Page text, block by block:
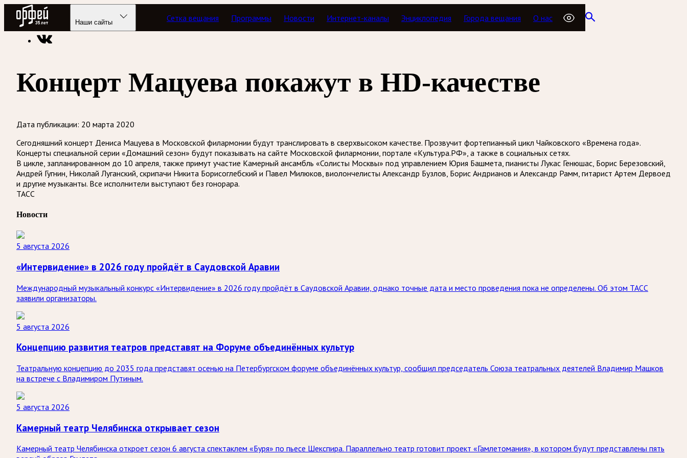
Радио Орфей
Наши сайты Сетка вещания Программы Новости Интернет-каналы Энциклопедия Города вещания О нас
Радио классической музыки «Орфей» Новости
Концерт Мацуева покажут в HD-качестве
Дата публикации: 20 марта 2020
Сегодняшний концерт Дениса Мацуева в Московской филармонии будут транслировать в сверхвысоком качестве. Прозвучит фортепианный цикл Чайковского «Времена года».
Концерты специальной серии «Домашний сезон» будут показывать на сайте Московской филармонии, портале «Культура.РФ», а также в социальных сетях.
В цикле, запланированном до 10 апреля, также примут участие Камерный ансамбль «Солисты Москвы» под управлением Юрия Башмета, пианисты Лукас Генюшас, Борис Березовский,
Андрей Гугнин, Николай Луганский, скрипачи Никита Борисоглебский и Павел Милюков, виолончелисты Александр Бузлов, Борис Андрианов и Александр Рамм, гитарист Артем Дервоед
и другие музыканты. Все исполнители выступают без гонорара.
ТАСС
Новости
5 августа 2026
«Интервидение» в 2026 году пройдёт в Саудовской Аравии
Международный музыкальный конкурс «Интервидение» в 2026 году пройдёт в Саудовской Аравии, однако точные дата и место проведения пока не определены. Об этом ТАСС
заявили организаторы.
5 августа 2026
Концепцию развития театров представят на Форуме объединённых культур
Театральную концепцию до 2035 года представят осенью на Петербургском форуме объединённых культур, сообщил председатель Союза театральных деятелей Владимир Машков
на встрече с Владимиром Путиным.
5 августа 2026
Камерный театр Челябинска открывает сезон
Камерный театр Челябинска откроет сезон 6 августа спектаклем «Буря» по пьесе Шекспира. Параллельно театр готовит проект «Гамлетомания», в котором будут представлены пять